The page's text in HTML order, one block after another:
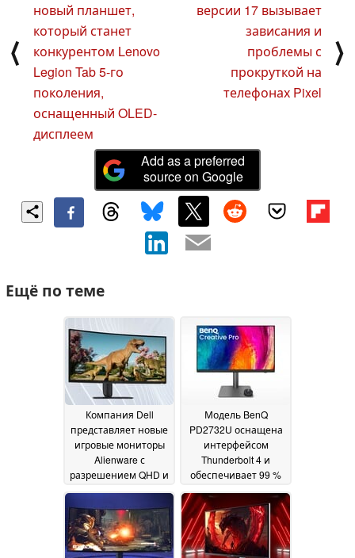
⟨
новый планшет,
который станет
конкурентом Lenovo
Legion Tab 5-го
поколения,
оснащенный OLED-
дисплеем
версии 17 вызывает
зависания и
проблемы с
прокруткой на
телефонах Pixel
⟩
Add as a preferred
source on Google
Ещё по теме
Компания Dell
представляет новые
игровые мониторы
Alienware с
разрешением QHD и
панелями с частотой
обновления 240 Гц
по привлекательной
цене09 July 2026
Модель BenQ
PD2732U оснащена
интерфейсом
Thunderbolt 4 и
обеспечивает 99 %
пространств DCI-P3
и Adobe RGB по цене
среднего ценового
диапазона07 July 2026